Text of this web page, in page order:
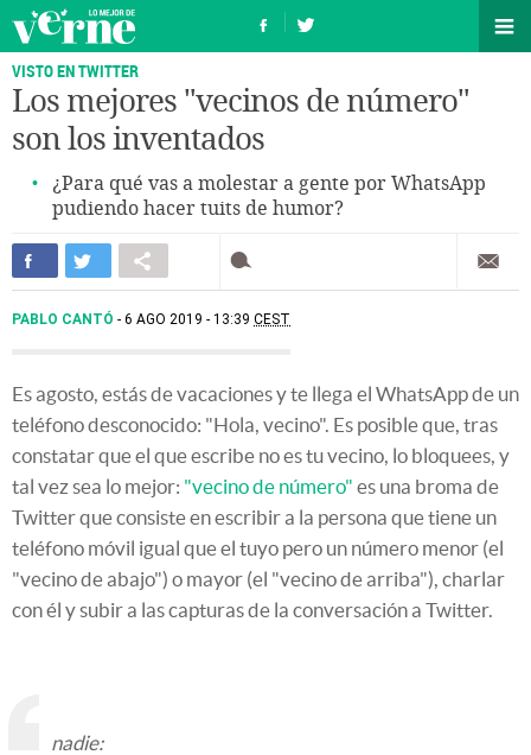
VISTO EN TWITTER
Los mejores "vecinos de número"
son los inventados
¿Para qué vas a molestar a gente por WhatsApp
pudiendo hacer tuits de humor?
PABLO CANTÓ 6 AGO 2019 - 13:39 CEST
Es agosto, estás de vacaciones y te llega el WhatsApp de un
teléfono desconocido: "Hola, vecino". Es posible que, tras
constatar que el que escribe no es tu vecino, lo bloquees, y
tal vez sea lo mejor: "vecino de número" es una broma de
Twitter que consiste en escribir a la persona que tiene un
teléfono móvil igual que el tuyo pero un número menor (el
"vecino de abajo") o mayor (el "vecino de arriba"), charlar
con él y subir a las capturas de la conversación a Twitter.
nadie: